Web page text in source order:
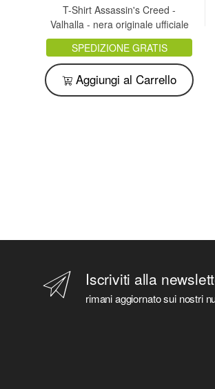
T-Shirt Assassin's Creed -
Valhalla - nera originale ufficiale
adulto ragazzo
SPEDIZIONE GRATIS
Aggiungi al Carrello
Iscriviti alla
rimani aggiornato sui nostri